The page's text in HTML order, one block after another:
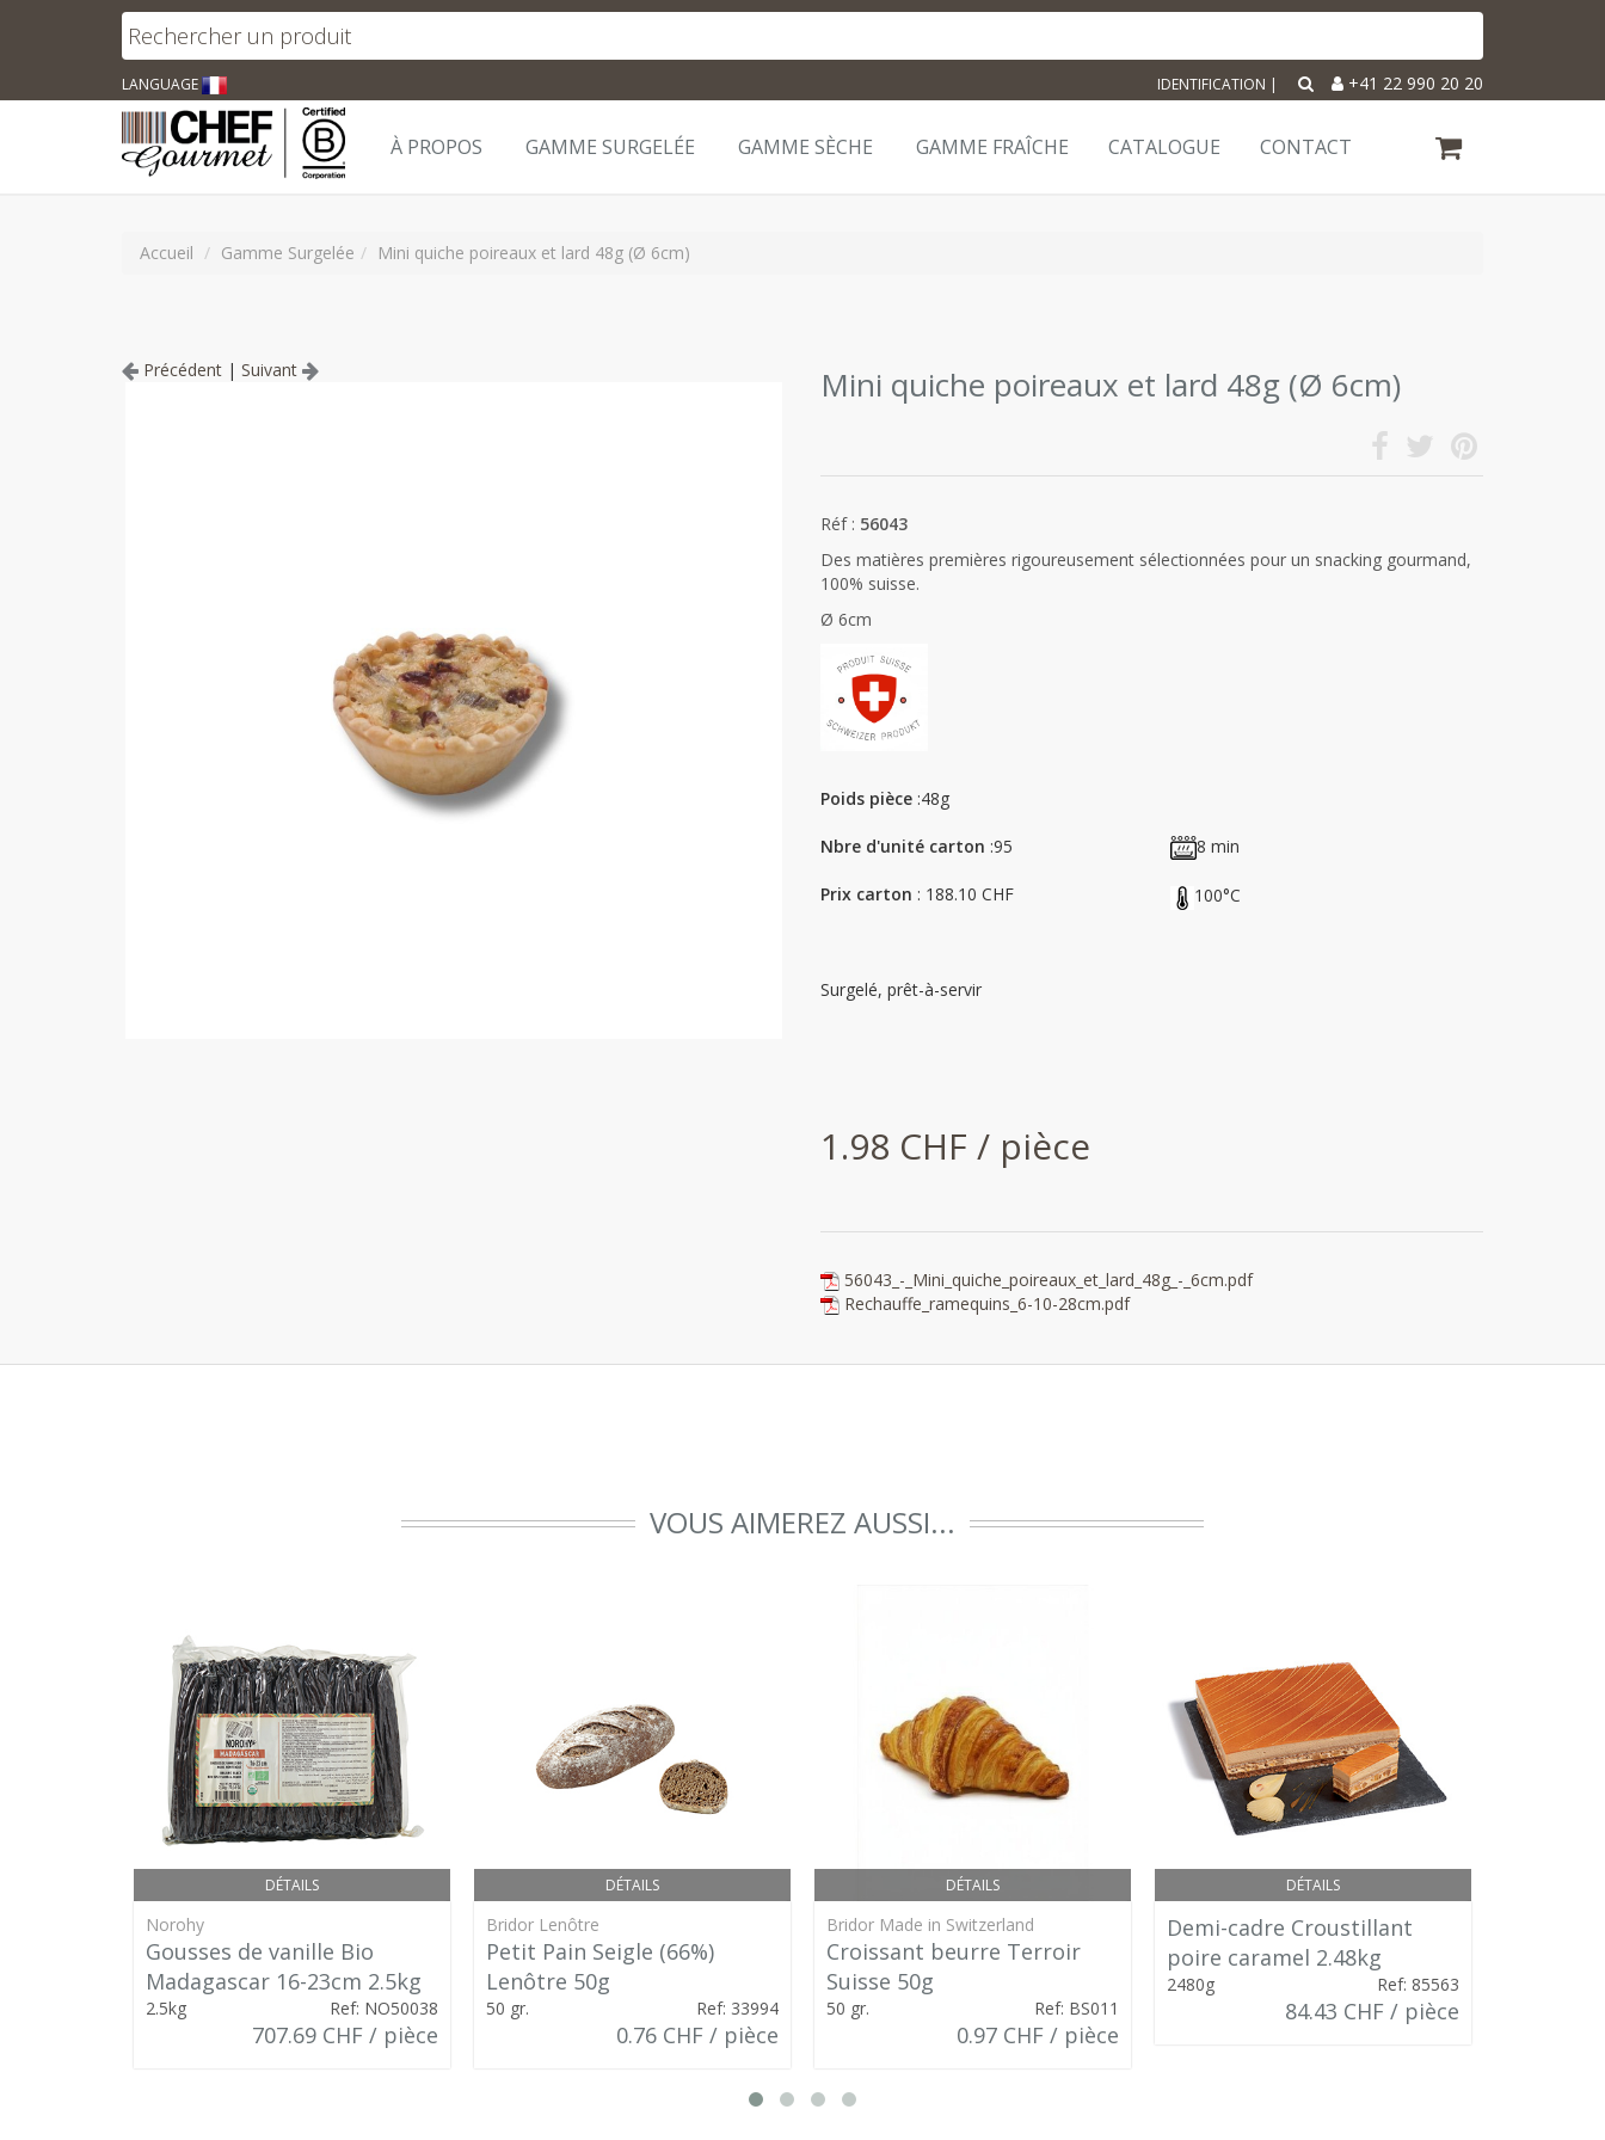
LANGUAGE +41 22 990 20 20
IDENTIFICATION |
À PROPOS GAMME SURGELÉE GAMME SÈCHE GAMME FRAÎCHE CATALOGUE CONTACT
Accueil Gamme Surgelée Mini quiche poireaux et lard 48g (Ø 6cm)
Précédent | Suivant Mini quiche poireaux et lard 48g (Ø 6cm)
Réf : 56043
Des matières premières rigoureusement sélectionnées pour un snacking gourmand,
100% suisse.
Ø 6cm
Poids pièce :48g
Nbre d'unité carton :95
Prix carton : 188.10 CHF
Surgelé, prêt-à-servir
8 min
100°C
1.98 CHF / pièce
56043_-_Mini_quiche_poireaux_et_lard_48g_-_6cm.pdf
Rechauffe_ramequins_6-10-28cm.pdf
VOUS AIMEREZ AUSSI...
DÉTAILS
Norohy
Gousses de vanille Bio
Madagascar 16-23cm 2.5kg
2.5kg Ref: NO50038
707.69 CHF / pièce
DÉTAILS
Bridor Lenôtre
Petit Pain Seigle (66%)
Lenôtre 50g
50 gr. Ref: 33994
0.76 CHF / pièce
DÉTAILS
Bridor Made in Switzerland
Croissant beurre Terroir
Suisse 50g
50 gr. Ref: BS011
0.97 CHF / pièce
DÉTAILS
Demi-cadre Croustillant
poire caramel 2.48kg
2480g Ref: 85563
84.43 CHF / pièce